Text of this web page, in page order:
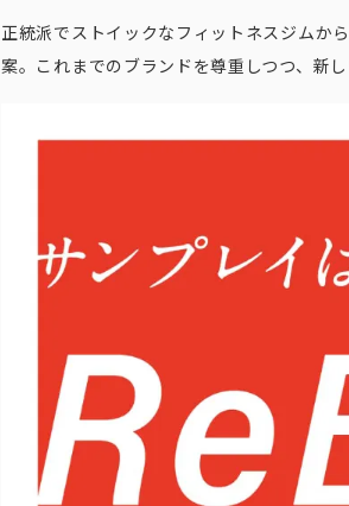
正統派でストイックなフィットネスジムか
案。これまでのブランドを尊重しつつ、新